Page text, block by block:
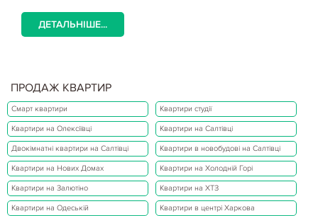
ДЕТАЛЬНІШЕ...
ПРОДАЖ КВАРТИР
Смарт квартири Квартири студії
Квартири на Олексіївці Квартири на Салтівці
Двокімнатні квартири на Салтівці Квартири в новобудові на Салтівці
Квартири на Нових Домах Квартири на Холодній Горі
Квартири на Залютіно Квартири на ХТЗ
Квартири на Одеській Квартири в центрі Харкова